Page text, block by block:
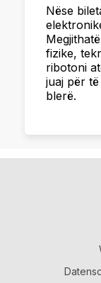
Nëse
fizike,
ribotoni
juaj për
blerë.